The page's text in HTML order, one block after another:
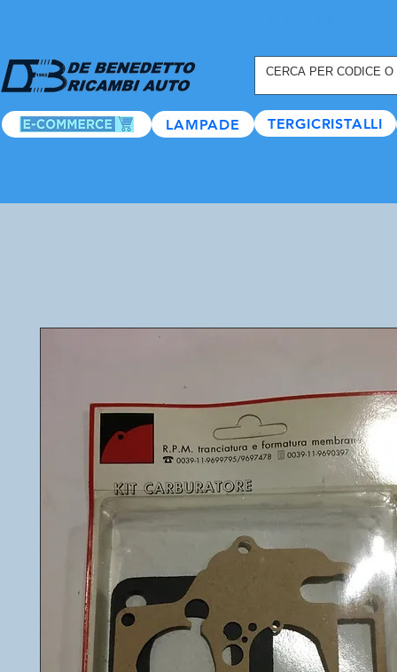
LAMPADE TERGICRISTALLI